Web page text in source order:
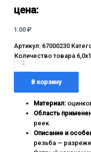
цена:
1.00 ₽
Артикул: 67000230
-
Количество товара
В корзину
Материал:
Область
реек.
Описание и
резьба —